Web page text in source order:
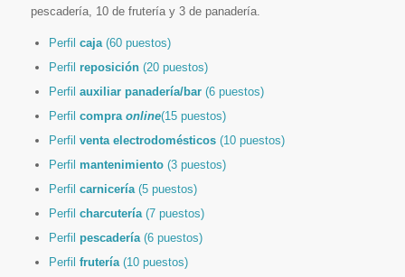
pescadería, 10 de frutería y 3 de panadería.
Perfil caja (60 puestos)
Perfil reposición(20 puestos)
Perfil auxiliar panadería/bar (6 puestos)
Perfil compra online(15 puestos)
Perfil venta electrodomésticos(10 puestos)
Perfil mantenimiento(3 puestos)
Perfil carnicería (5 puestos)
Perfil charcutería (7 puestos)
Perfil pescadería(6 puestos)
Perfil frutería(10 puestos)